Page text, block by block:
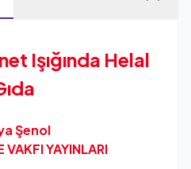
Işığında Helal
Şenol
VAKFI YAYINLARI